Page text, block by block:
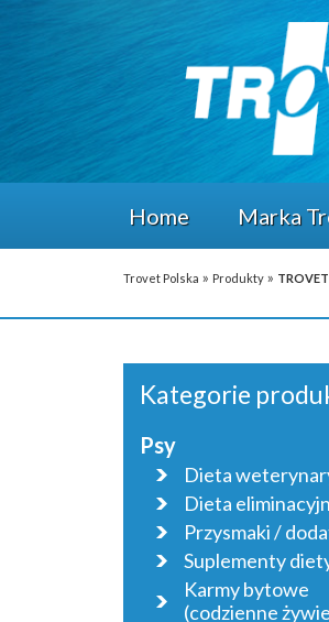
Home Marka
Trovet Polska » Produkty »
Kategorie
Psy
Dieta
Dieta
Przysmaki /
Suplementy
Karmy bytowe
(codzienne